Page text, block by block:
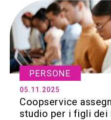
PERSONE
05.11.2025
Coopservice
studio per i figli